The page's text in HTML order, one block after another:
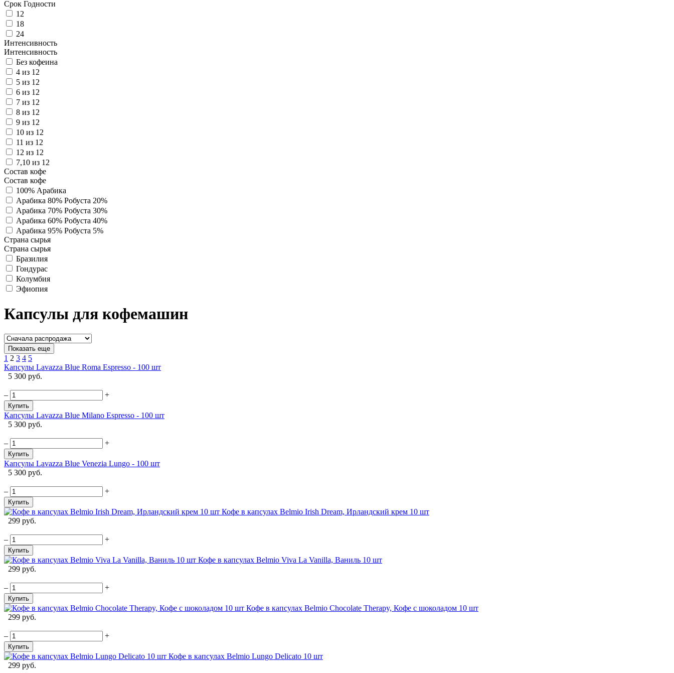
Срок Годности
12
18
24
Интенсивность
Интенсивность
Без кофеина
4 из 12
5 из 12
6 из 12
7 из 12
8 из 12
9 из 12
10 из 12
11 из 12
12 из 12
7,10 из 12
Состав кофе
Состав кофе
100% Арабика
Арабика 80% Робуста 20%
Арабика 70% Робуста 30%
Арабика 60% Робуста 40%
Арабика 95% Робуста 5%
Страна сырья
Страна сырья
Бразилия
Гондурас
Колумбия
Эфиопия
Капсулы для кофемашин
Показать еще
1 2 3 4 5
Капсулы Lavazza Blue Roma Espresso - 100 шт
5 300 руб.
– +
Купить
Капсулы Lavazza Blue Milano Espresso - 100 шт
5 300 руб.
– +
Купить
Капсулы Lavazza Blue Venezia Lungo - 100 шт
5 300 руб.
– +
Купить
Кофе в капсулах Belmio Irish Dream, Ирландский крем 10 шт
299 руб.
– +
Купить
Кофе в капсулах Belmio Viva La Vanilla, Ваниль 10 шт
299 руб.
– +
Купить
Кофе в капсулах Belmio Chocolate Therapy, Кофе с шоколадом 10 шт
299 руб.
– +
Купить
Кофе в капсулах Belmio Lungo Delicato 10 шт
299 руб.